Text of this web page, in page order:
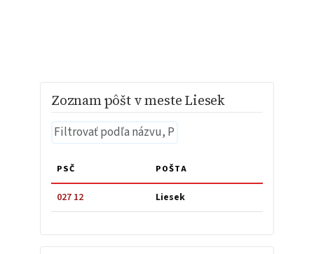
Zoznam pôšt v meste Liesek
PSČ POŠTA
027 12 Liesek